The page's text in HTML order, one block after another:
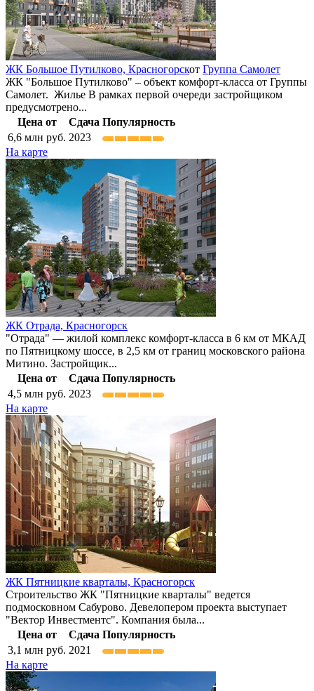
ЖК Большое Путилково, Красногорскот Группа Самолет
ЖК "Большое Путилково" – объект комфорт-класса от Группы
Самолет. Жилье В рамках первой очереди застройщиком
предусмотрено...
Цена от
Сдача Популярность
6,6 млн руб. 2023
На карте
ЖК Отрада, Красногорск
"Отрада" — жилой комплекс комфорт-класса в 6 км от МКАД
по Пятницкому шоссе, в 2,5 км от границ московского района
Митино. Застройщик...
Цена от
Сдача Популярность
4,5 млн руб. 2023
На карте
ЖК Пятницкие кварталы, Красногорск
Строительство ЖК "Пятницкие кварталы" ведется
подмосковном Сабурово. Девелопером проекта выступает
"Вектор Инвестментс". Компания была...
Цена от
Сдача Популярность
3,1 млн руб. 2021
На карте